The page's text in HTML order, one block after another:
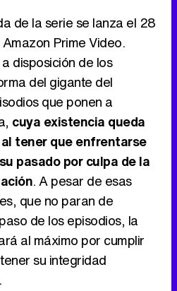
de la serie se lanza el 28
Prime Video.
disposición de los
del gigante del
que ponen a
cuya existencia queda
tener que enfrentarse
pasado por culpa de la
. A pesar de esas
que no paran de
de los episodios, la
al máximo por cumplir
su integridad